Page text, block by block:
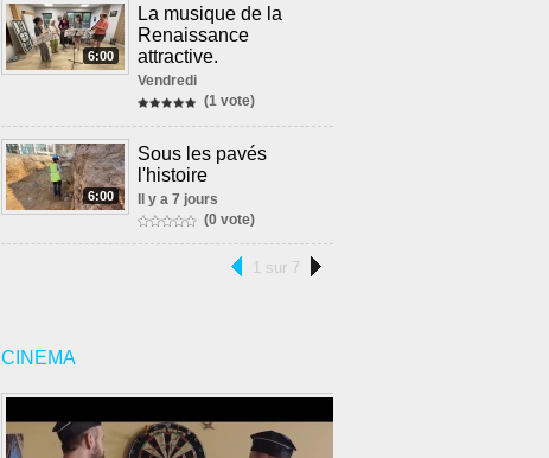
6:00
La musique de la
Renaissance
attractive.
Vendredi
(1 vote)
6:00
Sous les pavés
l'histoire
Il y a 7 jours
(0 vote)
1 sur 7
CINEMA